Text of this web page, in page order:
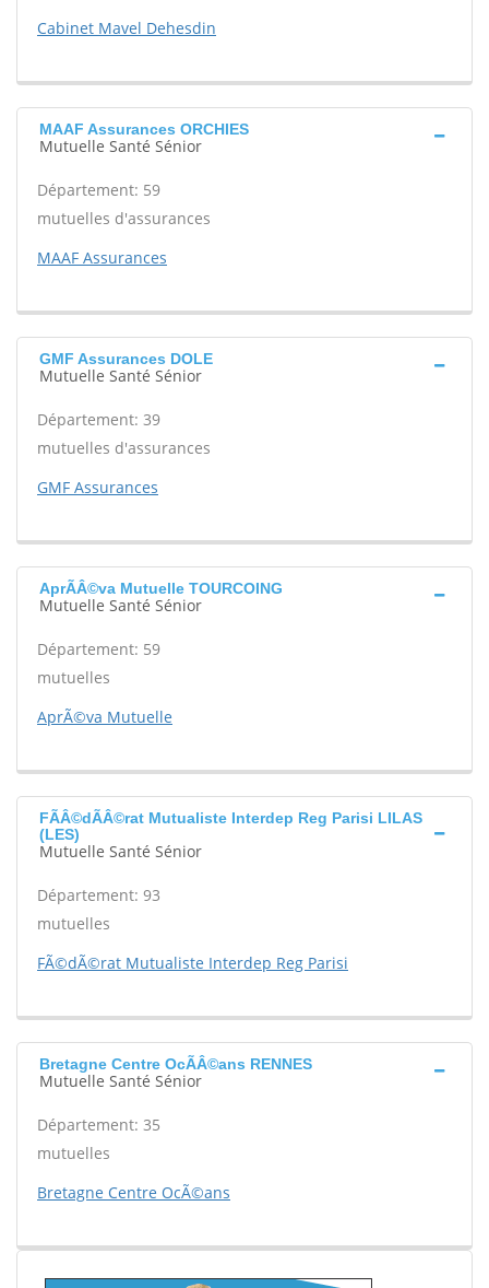
Cabinet Mavel Dehesdin
MAAF Assurances ORCHIES
Mutuelle Santé Sénior
Département: 59
mutuelles d'assurances
MAAF Assurances
GMF Assurances DOLE
Mutuelle Santé Sénior
Département: 39
mutuelles d'assurances
GMF Assurances
AprÃÂ©va Mutuelle TOURCOING
Mutuelle Santé Sénior
Département: 59
mutuelles
AprÃ©va Mutuelle
FÃÂ©dÃÂ©rat Mutualiste Interdep Reg Parisi LILAS
(LES)
Mutuelle Santé Sénior
Département: 93
mutuelles
FÃ©dÃ©rat Mutualiste Interdep Reg Parisi
Bretagne Centre OcÃÂ©ans RENNES
Mutuelle Santé Sénior
Département: 35
mutuelles
Bretagne Centre OcÃ©ans